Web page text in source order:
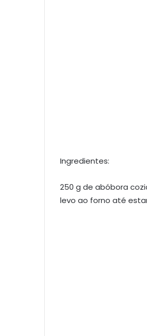
Ingredientes:
250 g de abóbora
levo ao forno até